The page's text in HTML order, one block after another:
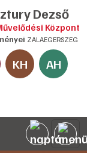
Dezső
Központ
ZALAEGERSZEG
KH
AH